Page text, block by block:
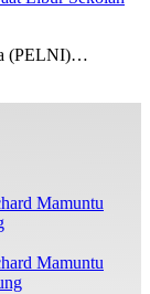
(PELNI)…
Mamuntu